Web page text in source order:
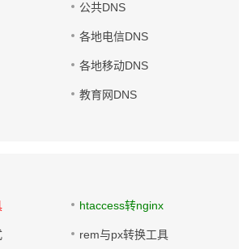
公共DNS
各地电信DNS
各地移动DNS
教育网DNS
htaccess转nginx
rem与px转换工具